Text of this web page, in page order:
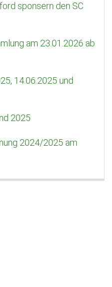
sponsern den SC
am 23.01.2026 ab
14.06.2025 und
2025
2024/2025 am